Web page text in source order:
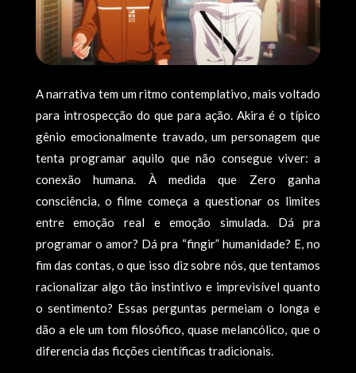
A narrativa tem um ritmo contemplativo, mais voltado
para introspecção do que para ação. Akira é o típico
gênio emocionalmente travado, um personagem que
tenta programar aquilo que não consegue viver: a
conexão humana. À medida que Zero ganha
consciência, o filme começa a questionar os limites
entre emoção real e emoção simulada. Dá pra
programar o amor? Dá pra “fingir” humanidade? E, no
fim das contas, o que isso diz sobre nós, que tentamos
racionalizar algo tão instintivo e imprevisível quanto
o sentimento? Essas perguntas permeiam o longa e
dão a ele um tom filosófico, quase melancólico, que o
diferencia das ficções científicas tradicionais.